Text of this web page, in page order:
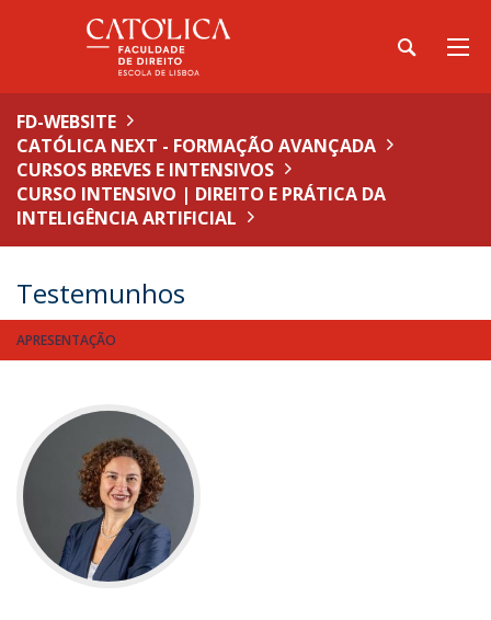
FD-WEBSITE
CATÓLICA NEXT - FORMAÇÃO AVANÇADA
CURSOS BREVES E INTENSIVOS
CURSO INTENSIVO | DIREITO E PRÁTICA DA
INTELIGÊNCIA ARTIFICIAL
Testemunhos
APRESENTAÇÃO